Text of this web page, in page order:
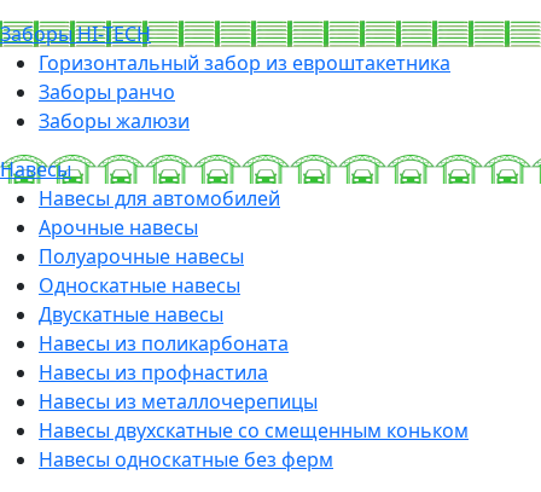
Заборы HI-TECH
Горизонтальный забор из евроштакетника
Заборы ранчо
Заборы жалюзи
Навесы
Навесы для автомобилей
Арочные навесы
Полуарочные навесы
Односкатные навесы
Двускатные навесы
Навесы из поликарбоната
Навесы из профнастила
Навесы из металлочерепицы
Навесы двухскатные со смещенным коньком
Навесы односкатные без ферм